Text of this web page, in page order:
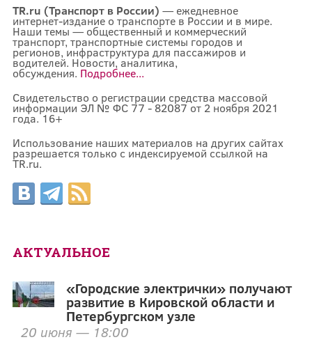
TR.ru (Транспорт в России) — ежедневное
интернет-издание о транспорте в России и в мире.
Наши темы — общественный и коммерческий
транспорт, транспортные системы городов и
регионов, инфраструктура для пассажиров и
водителей. Новости, аналитика,
обсуждения. Подробнее...
Свидетельство о регистрации средства массовой
информации ЭЛ № ФС 77 - 82087 от 2 ноября 2021
года. 16+
Использование наших материалов на других сайтах
разрешается только с индексируемой ссылкой на
TR.ru.
АКТУАЛЬНОЕ
«Городские электрички» получают
развитие в Кировской области и
Петербургском узле
20 июня — 18:00